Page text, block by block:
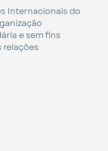
Internacionais do
e sem fins
relações